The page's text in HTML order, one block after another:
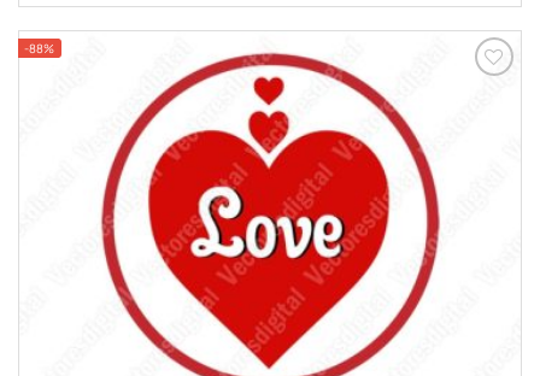
$ 8.00.$ 1.00.
-88%